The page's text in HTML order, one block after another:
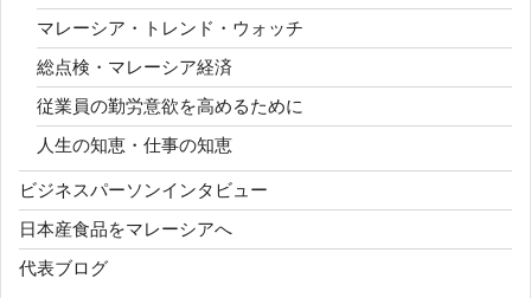
マレーシア・トレンド・ウォッチ
総点検・マレーシア経済
従業員の勤労意欲を高めるために
人生の知恵・仕事の知恵
ビジネスパーソンインタビュー
日本産食品をマレーシアへ
代表ブログ